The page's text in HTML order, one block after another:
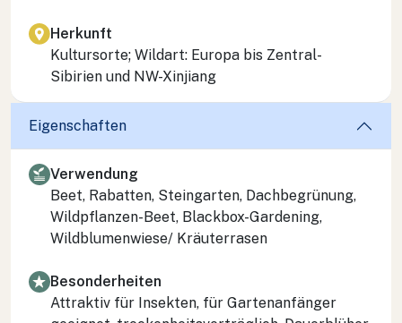
Herkunft
Kultursorte; Wildart: Europa bis Zentral-
Sibirien und NW-Xinjiang
Eigenschaften
Verwendung
Beet, Rabatten, Steingarten, Dachbegrünung,
Wildpflanzen-Beet, Blackbox-Gardening,
Wildblumenwiese/ Kräuterrasen
Besonderheiten
Attraktiv für Insekten, für Gartenanfänger